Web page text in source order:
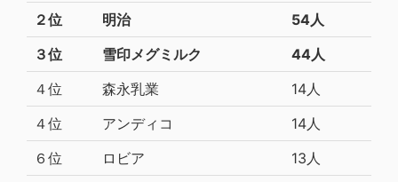
２位
明治
54人
３位
雪印メグミルク
44人
４位
森永乳業
14人
４位
アンディコ
14人
６位
ロビア
13人